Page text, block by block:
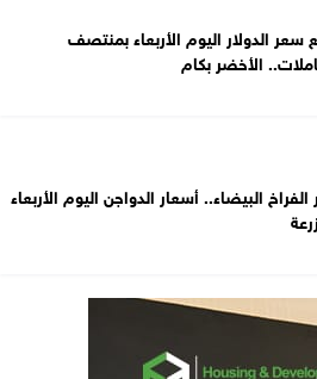
سعر الدولار اليوم الأربعاء بمنتصف
الأخضر بكام
البيضاء.. أسعار الدواجن اليوم الأربعاء